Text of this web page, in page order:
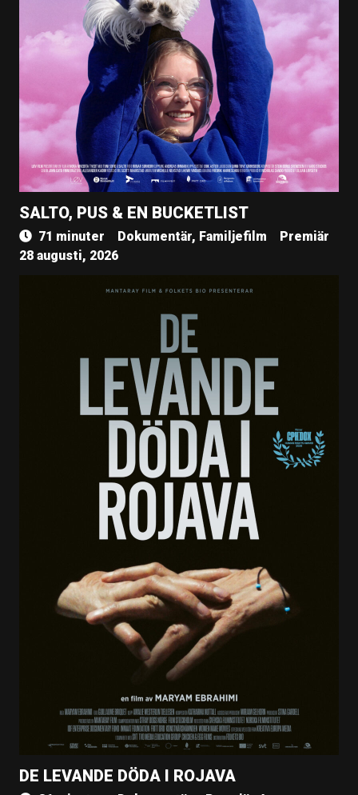
SALTO, PUS & EN BUCKETLIST
71 minuter Dokumentär, Familjefilm
Premiär
28 augusti, 2026
DE LEVANDE DÖDA I ROJAVA